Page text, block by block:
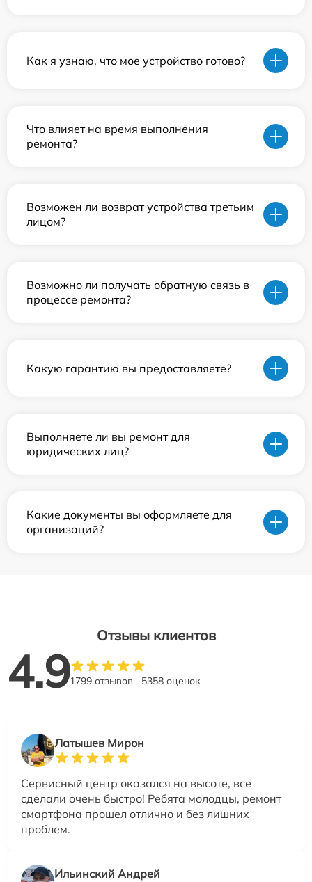
Как я узнаю, что мое устройство готово?
Что влияет на время выполнения
ремонта?
Возможен ли возврат устройства третьим
лицом?
Возможно ли получать обратную связь в
процессе ремонта?
Какую гарантию вы предоставляете?
Выполняете ли вы ремонт для
юридических лиц?
Какие документы вы оформляете для
организаций?
Отзывы клиентов
4.91799 отзывов 5358 оценок
Латышев Мирон
Сервисный центр оказался на высоте, все
сделали очень быстро! Ребята молодцы, ремонт
смартфона прошел отлично и без лишних
проблем.
Ильинский Андрей